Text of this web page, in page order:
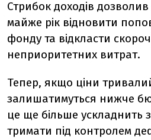
Стрибок доходів
майже рік відновити
фонду та відкласти
неприоритетних витрат.
Тепер, якщо ціни
залишатимуться нижче
це ще більше ускладнить
тримати під контролем